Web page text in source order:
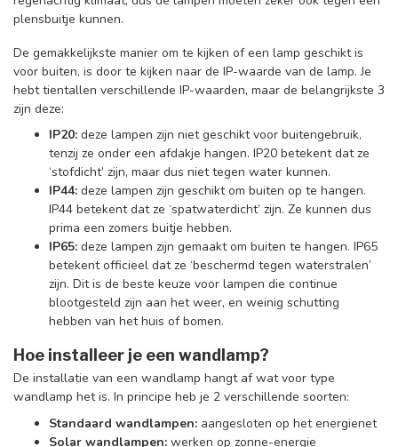
plensbuitje kunnen.
De gemakkelijkste manier om te kijken of een lamp geschikt is
voor buiten, is door te kijken naar de IP-waarde van de lamp. Je
hebt tientallen verschillende IP-waarden, maar de belangrijkste 3
zijn deze:
IP20: deze lampen zijn niet geschikt voor buitengebruik,
tenzij ze onder een afdakje hangen. IP20 betekent dat ze
‘stofdicht’ zijn, maar dus niet tegen water kunnen.
IP44: deze lampen zijn geschikt om buiten op te hangen.
IP44 betekent dat ze ‘spatwaterdicht’ zijn. Ze kunnen dus
prima een zomers buitje hebben.
IP65: deze lampen zijn gemaakt om buiten te hangen. IP65
betekent officieel dat ze ‘beschermd tegen waterstralen’
zijn. Dit is de beste keuze voor lampen die continue
blootgesteld zijn aan het weer, en weinig schutting
hebben van het huis of bomen.
Hoe installeer je een wandlamp?
De installatie van een wandlamp hangt af wat voor type
wandlamp het is. In principe heb je 2 verschillende soorten:
Standaard wandlampen: aangesloten op het energienet
Solar wandlampen: werken op zonne-energie